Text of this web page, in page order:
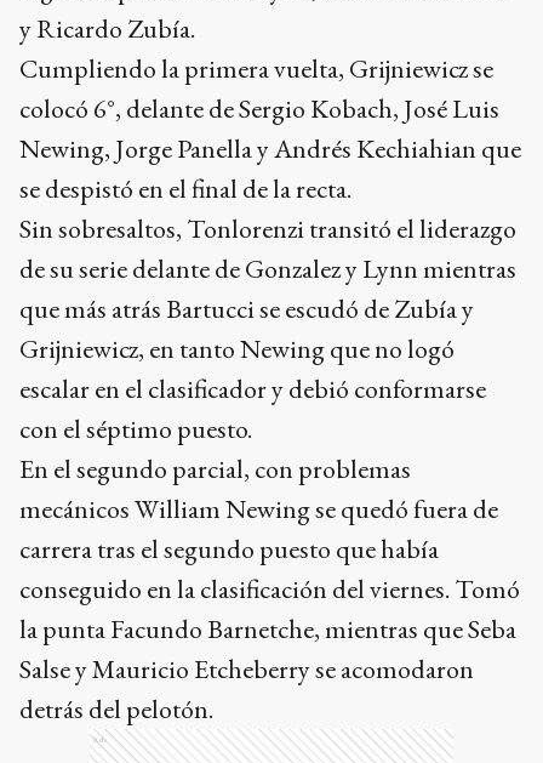
y Ricardo Zubía.
Cumpliendo la primera vuelta, Grijniewicz se
colocó 6°, delante de Sergio Kobach, José Luis
Newing, Jorge Panella y Andrés Kechiahian que
se despistó en el final de la recta.
Sin sobresaltos, Tonlorenzi transitó el liderazgo
de su serie delante de Gonzalez y Lynn mientras
que más atrás Bartucci se escudó de Zubía y
Grijniewicz, en tanto Newing que no logó
escalar en el clasificador y debió conformarse
con el séptimo puesto.
En el segundo parcial, con problemas
mecánicos William Newing se quedó fuera de
carrera tras el segundo puesto que había
conseguido en la clasificación del viernes. Tomó
la punta Facundo Barnetche, mientras que Seba
Salse y Mauricio Etcheberry se acomodaron
detrás del pelotón.
Ads